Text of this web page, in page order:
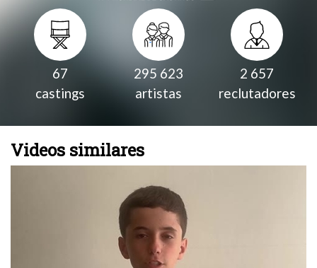
67
castings
295 623
artistas
2 657
reclutadores
Videos similares